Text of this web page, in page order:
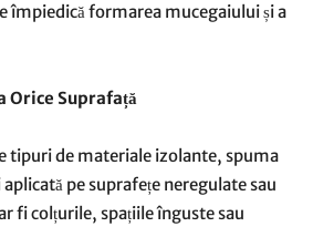
împiedică formarea mucegaiului și a
Suprafață
tipuri de materiale izolante, spuma
pe suprafețe neregulate sau
fi colțurile, spațiile înguste sau